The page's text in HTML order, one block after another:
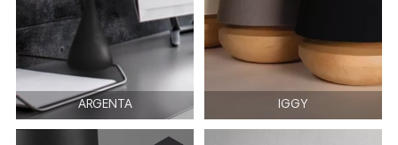
ARGENTA IGGY